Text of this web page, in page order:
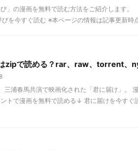
び」の漫画を無料で読む方法をご紹介します
を今すぐ読む ※本ページの情報は記事更新時
zipで読める？rar、raw、torrent、
三浦春馬共演で映画化された「君に届け」。
トで漫画を無料で読める↓ 君に届けを今すぐ